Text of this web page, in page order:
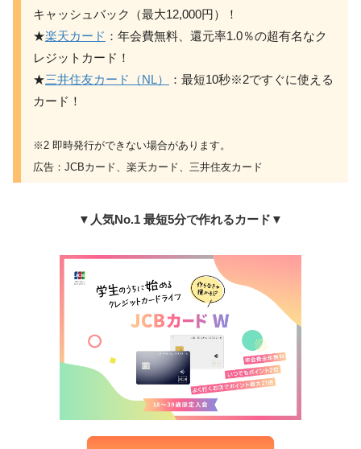
キャッシュバック（最大12,000円）！
★楽天カード ：年会費無料、還元率1.0％の超有名なク
レジットカード！
★三井住友カード（NL）
：最短10秒※2ですぐに使える
カード！
※2 即時発行ができない場合があります。
広告：JCBカード、楽天カード、三井住友カード
▼人気No.1 最短5分で作れるカード▼